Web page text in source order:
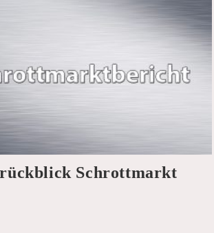
Schrottmarkt